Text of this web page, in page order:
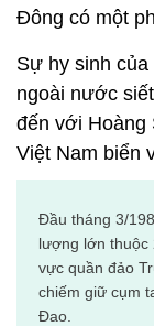
Đông có một
Sự hy sinh
ngoài nước
đến với Hoàng
Việt Nam biển
Đầu tháng 3/
lượng lớn thuộc
vực quần đảo
chiếm giữ cụm
Đao.